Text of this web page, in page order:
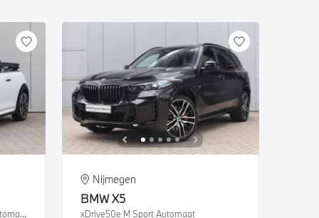
Cooper S JCW Rockingham GT Automaat
Nijmegen
BMW X5
xDrive50e M Sport Automaat